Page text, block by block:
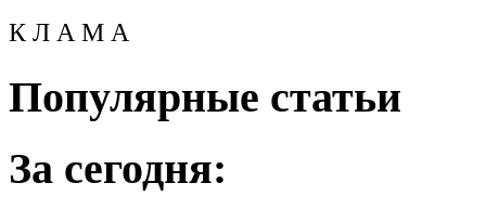
К Л А М А
Популярные статьи
За сегодня: